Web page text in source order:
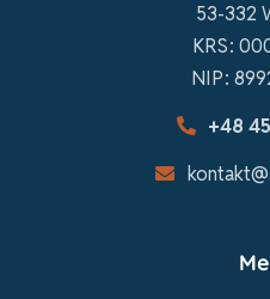
53-332
KRS:
NIP:
+48